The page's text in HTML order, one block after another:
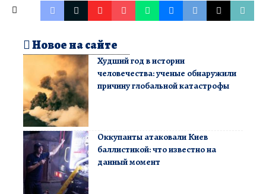
Новое на сайте
Худший год в истории
человечества: ученые обнаружили
причину глобальной катастрофы
Оккупанты атаковали Киев
баллистикой: что известно на
данный момент